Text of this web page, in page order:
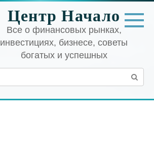
Центр Начало
Все о финансовых рынках,
инвестициях, бизнесе, советы
богатых и успешных